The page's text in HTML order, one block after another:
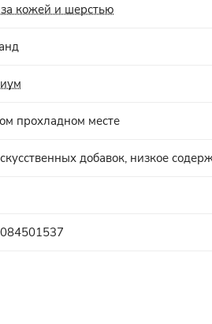
кожей и шерстью
прохладном месте
добавок, низкое